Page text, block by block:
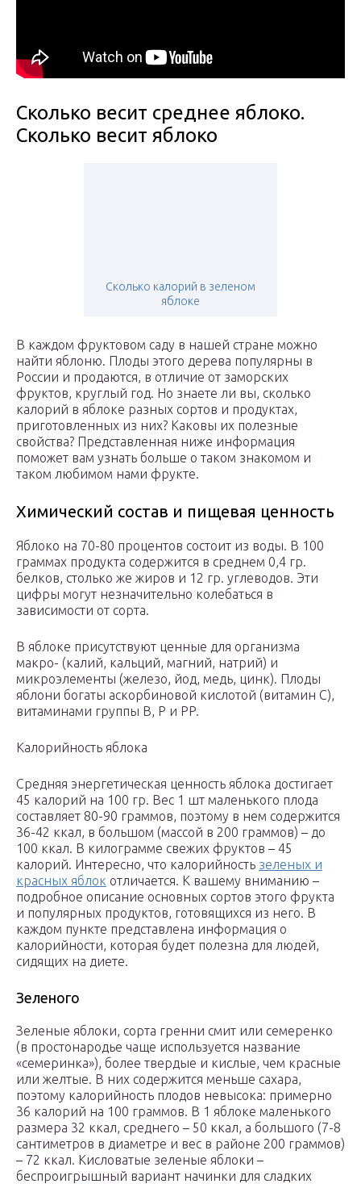
Сколько весит среднее яблоко.
Сколько весит яблоко
Сколько калорий в зеленом
яблоке
В каждом фруктовом саду в нашей стране можно
найти яблоню. Плоды этого дерева популярны в
России и продаются, в отличие от заморских
фруктов, круглый год. Но знаете ли вы, сколько
калорий в яблоке разных сортов и продуктах,
приготовленных из них? Каковы их полезные
свойства? Представленная ниже информация
поможет вам узнать больше о таком знакомом и
таком любимом нами фрукте.
Химический состав и пищевая ценность
Яблоко на 70-80 процентов состоит из воды. В 100
граммах продукта содержится в среднем 0,4 гр.
белков, столько же жиров и 12 гр. углеводов. Эти
цифры могут незначительно колебаться в
зависимости от сорта.
В яблоке присутствуют ценные для организма
макро- (калий, кальций, магний, натрий) и
микроэлементы (железо, йод, медь, цинк). Плоды
яблони богаты аскорбиновой кислотой (витамин С),
витаминами группы B, P и PP.
Калорийность яблока
Средняя энергетическая ценность яблока достигает
45 калорий на 100 гр. Вес 1 шт маленького плода
составляет 80-90 граммов, поэтому в нем содержится
36-42 ккал, в большом (массой в 200 граммов) – до
100 ккал. В килограмме свежих фруктов – 45
калорий. Интересно, что калорийность зеленых и
красных яблок отличается. К вашему вниманию –
подробное описание основных сортов этого фрукта
и популярных продуктов, готовящихся из него. В
каждом пункте представлена информация о
калорийности, которая будет полезна для людей,
сидящих на диете.
Зеленого
Зеленые яблоки, сорта гренни смит или семеренко
(в простонародье чаще используется название
«семеринка»), более твердые и кислые, чем красные
или желтые. В них содержится меньше сахара,
поэтому калорийность плодов невысока: примерно
36 калорий на 100 граммов. В 1 яблоке маленького
размера 32 ккал, среднего – 50 ккал, а большого (7-8
сантиметров в диаметре и вес в районе 200 граммов)
– 72 ккал. Кисловатые зеленые яблоки –
беспроигрышный вариант начинки для сладких